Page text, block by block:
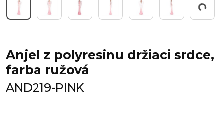
Working...
Anjel z polyresinu držiaci srdce,
farba ružová
AND219-PINK